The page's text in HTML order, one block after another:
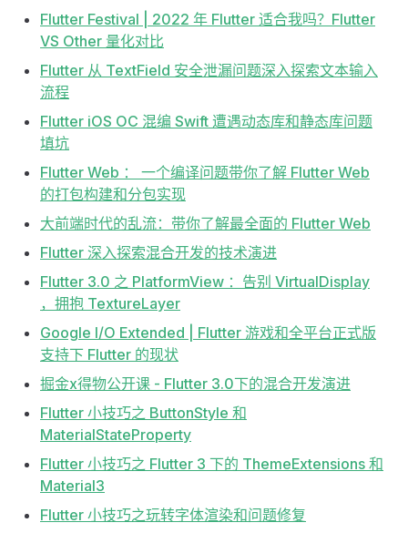
Flutter Festival | 2022 年 Flutter 适合我吗？Flutter
VS Other 量化对比
Flutter 从 TextField 安全泄漏问题深入探索文本输入
流程
Flutter iOS OC 混编 Swift 遭遇动态库和静态库问题
填坑
Flutter Web ： 一个编译问题带你了解 Flutter Web
的打包构建和分包实现
大前端时代的乱流：带你了解最全面的 Flutter Web
Flutter 深入探索混合开发的技术演进
Flutter 3.0 之 PlatformView ：告别 VirtualDisplay
，拥抱 TextureLayer
Google I/O Extended | Flutter 游戏和全平台正式版
支持下 Flutter 的现状
掘金x得物公开课 - Flutter 3.0下的混合开发演进
Flutter 小技巧之 ButtonStyle 和
MaterialStateProperty
Flutter 小技巧之 Flutter 3 下的 ThemeExtensions 和
Material3
Flutter 小技巧之玩转字体渲染和问题修复